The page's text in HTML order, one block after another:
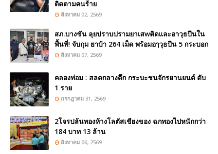
ติดตามคนร้าย
สิงหาคม 02, 2569
สภ.บางขัน ลุยปราบปรามยาเสwติดและอาวุธปืนใน
พื้นที่! จับกุม ยาบ้า 264 เม็ด พร้อมอๅวุธปืน 5 กระบอก
สิงหาคม 07, 2569
คลองท่อม : สลดกลางดึก กระบะชนจักรยานยนต์ ดับ
1 ราย
กรกฎาคม 31, 2569
2โจรปล้นทองห้างโลตัสเชียงของ ฉกทองไปหนักกว่า
184 บาท 13 ล้าน
สิงหาคม 06, 2569